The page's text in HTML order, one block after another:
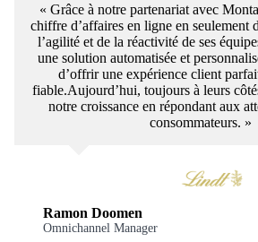
« Grâce à notre partenariat avec
chiffre d’affaires en ligne en seulement
l’agilité et de la réactivité de ses
une solution automatisée et
d’offrir une expérience client
fiable.Aujourd’hui, toujours à leurs
notre croissance en répondant aux
consommateurs. »
Ramon Doomen
Omnichannel Manager